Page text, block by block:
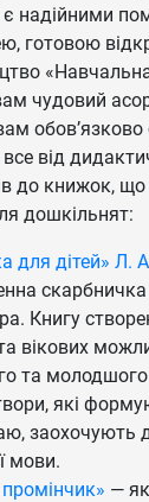
є надійними
готовою
чудовий
від
до книжок, що
дошкільнят:
для дітей» Л.
Книгу
та вікових
та молодшого
які
заохочують
мови.
—